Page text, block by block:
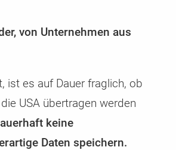
von Unternehmen aus
ist es auf Dauer fraglich, ob
USA übertragen werden
keine
Daten speichern.